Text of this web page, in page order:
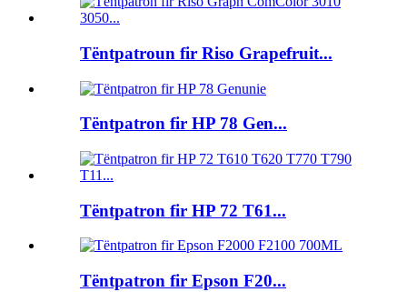
Tëntpatroun fir Riso Grapefruit...
Tëntpatron fir HP 78 Gen...
Tëntpatron fir HP 72 T61...
Tëntpatron fir Epson F20...